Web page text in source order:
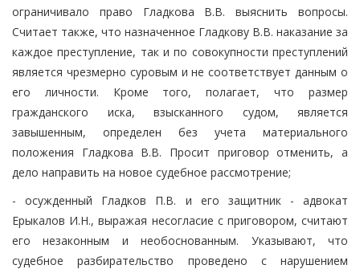
ограничивало право Гладкова В.В. выяснить вопросы.
Считает также, что назначенное Гладкову В.В. наказание за
каждое преступление, так и по совокупности преступлений
является чрезмерно суровым и не соответствует данным о
его личности. Кроме того, полагает, что размер
гражданского иска, взысканного судом, является
завышенным, определен без учета материального
положения Гладкова В.В. Просит приговор отменить, а
дело направить на новое судебное рассмотрение;
- осужденный Гладков П.В. и его защитник - адвокат
Ерыкалов И.Н., выражая несогласие с приговором, считают
его незаконным и необоснованным. Указывают, что
судебное разбирательство проведено с нарушением